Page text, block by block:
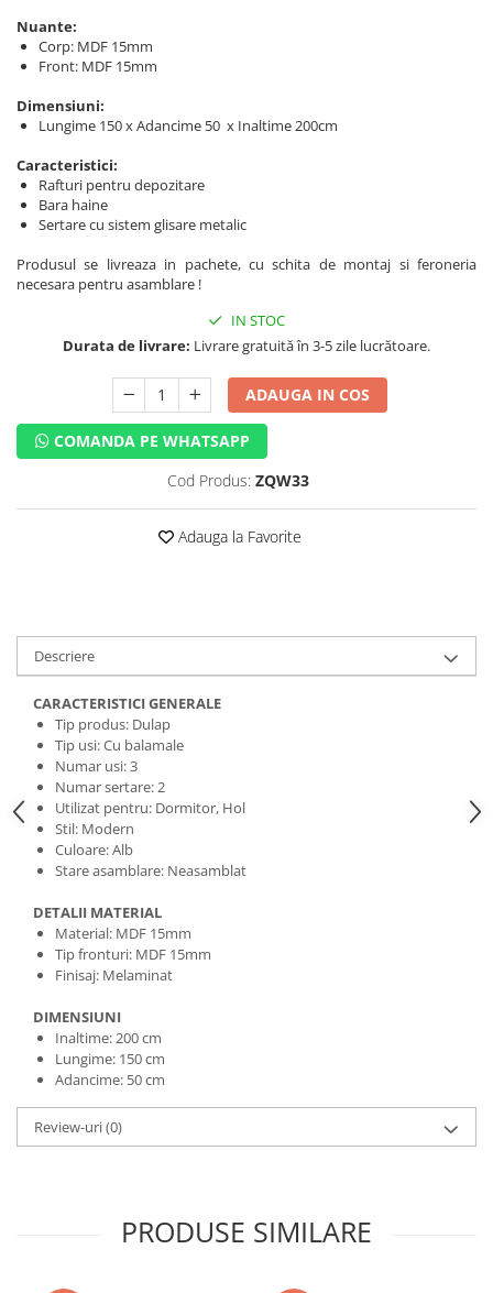
Nuante:
Corp: MDF 15mm
Front: MDF 15mm
Dimensiuni:
Lungime 150 x Adancime 50 x Inaltime 200cm
Caracteristici:
Rafturi pentru depozitare
Bara haine
Sertare cu sistem glisare metalic
Produsul se livreaza in pachete, cu schita de montaj si feroneria
necesara pentru asamblare !
IN STOC
Durata de livrare: Livrare gratuită în 3-5 zile lucrătoare.
ADAUGA IN COS
COMANDA PE WHATSAPP
Cod Produs: ZQW33
Adauga la Favorite
Descriere
CARACTERISTICI GENERALE
Tip produs: Dulap
Tip usi: Cu balamale
Numar usi: 3
Numar sertare: 2
Utilizat pentru: Dormitor, Hol
Stil: Modern
Culoare: Alb
Stare asamblare: Neasamblat
DETALII MATERIAL
Material: MDF 15mm
Tip fronturi: MDF 15mm
Finisaj: Melaminat
DIMENSIUNI
Inaltime: 200 cm
Lungime: 150 cm
Adancime: 50 cm
Review-uri(0)
PRODUSE SIMILARE